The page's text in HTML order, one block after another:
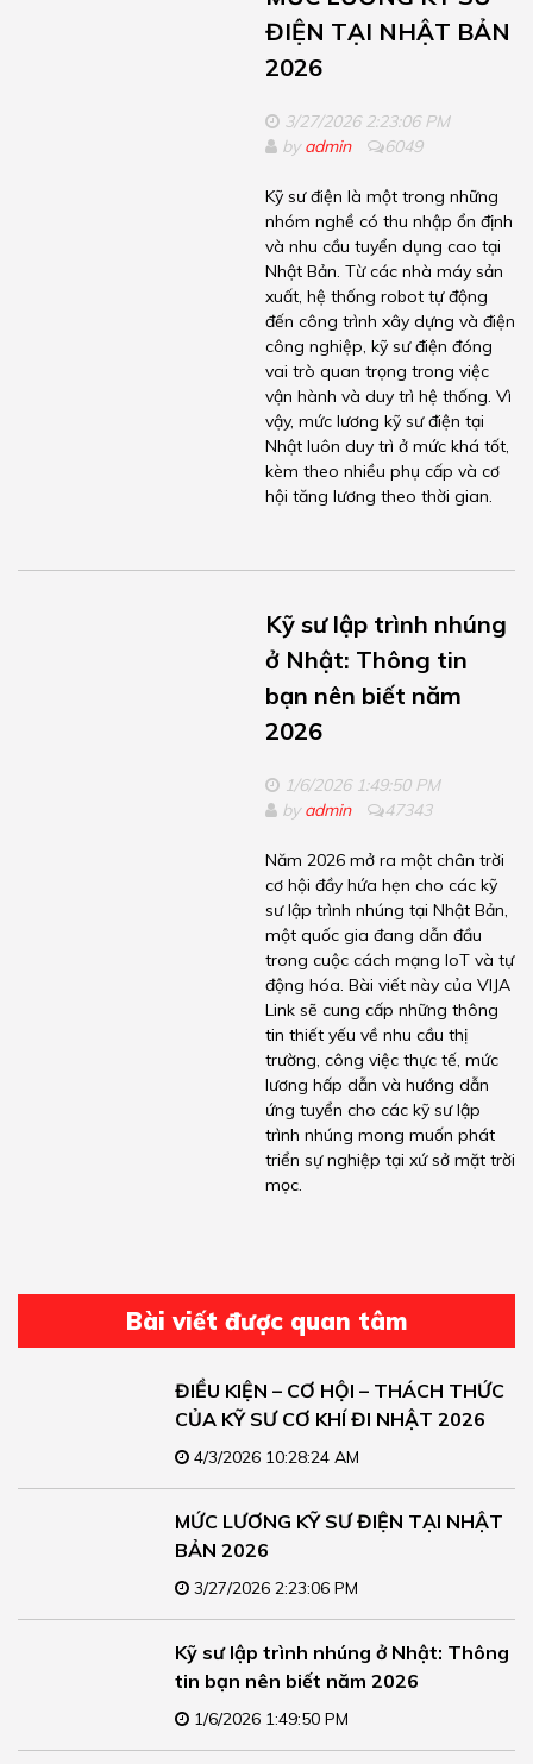
ĐIỆN TẠI NHẬT BẢN
2026
3/27/2026 2:23:06 PM
byadmin 6049
Kỹ sư điện là một trong những
nhóm nghề có thu nhập ổn định
và nhu cầu tuyển dụng cao tại
Nhật Bản. Từ các nhà máy sản
xuất, hệ thống robot tự động
đến công trình xây dựng và điện
công nghiệp, kỹ sư điện đóng
vai trò quan trọng trong việc
vận hành và duy trì hệ thống. Vì
vậy, mức lương kỹ sư điện tại
Nhật luôn duy trì ở mức khá tốt,
kèm theo nhiều phụ cấp và cơ
hội tăng lương theo thời gian.
Kỹ sư lập trình nhúng
ở Nhật: Thông tin
bạn nên biết năm
2026
1/6/2026 1:49:50 PM
byadmin 47343
Năm 2026 mở ra một chân trời
cơ hội đầy hứa hẹn cho các kỹ
sư lập trình nhúng tại Nhật Bản,
một quốc gia đang dẫn đầu
trong cuộc cách mạng IoT và tự
động hóa. Bài viết này của VIJA
Link sẽ cung cấp những thông
tin thiết yếu về nhu cầu thị
trường, công việc thực tế, mức
lương hấp dẫn và hướng dẫn
ứng tuyển cho các kỹ sư lập
trình nhúng mong muốn phát
triển sự nghiệp tại xứ sở mặt trời
mọc.
Bài viết được quan tâm
ĐIỀU KIỆN – CƠ HỘI – THÁCH THỨC
CỦA KỸ SƯ CƠ KHÍ ĐI NHẬT 2026
4/3/2026 10:28:24 AM
MỨC LƯƠNG KỸ SƯ ĐIỆN TẠI NHẬT
BẢN 2026
3/27/2026 2:23:06 PM
Kỹ sư lập trình nhúng ở Nhật: Thông
tin bạn nên biết năm 2026
1/6/2026 1:49:50 PM